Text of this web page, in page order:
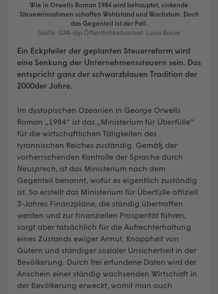
Wie in Orwells Roman 1984 wird behauptet, sinkende
Steuereinnahmen schaffen Wohlstand und Wachstum. Doch
das Gegenteil ist der Fall.
Grafik: GPA-djp Öffentlichkeitsarbeit: Lucia Bauer
Ein Eckpfeiler der geplanten Steuerreform wird
eine Senkung der Unternehmenssteuern sein. Das
entspricht ganz der schwarzblauen Tradition der
2000der Jahre.
Im dystopischen Ozeanien in George Orwells
Roman „1984“ ist das „Ministerium für Überfülle“
für die wirtschaftlichen Tätigkeiten des
tyrannischen Reiches zuständig. Gemäß der
vorherrschenden Kontrolle der Sprache durch
Neusprech, ist das Ministerium nach dem
Gegenteil benannt, wofür es eigentlich zuständig
ist. So erstellt das Ministerium für Überfülle offiziell
3-Jahres Finanzpläne, die ständig übertroffen
werden und zur finanziellen Prosperität führen,
sorgt aber tatsächlich für die Aufrechterhaltung
eines Zustands ewiger Armut, Knappheit von
Gütern und ständiger sozialer Unsicherheit in der
Bevölkerung. Durch frei erfundene Daten wird der
Anschein einer ständig wachsenden Wirtschaft in
der Bevölkerung erweckt, womit man auch